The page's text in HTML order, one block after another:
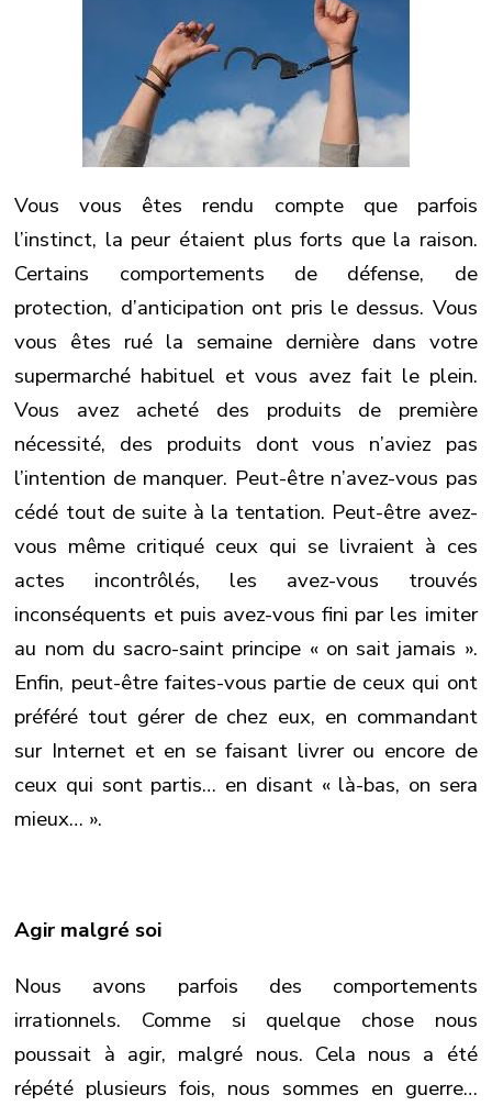
Vous vous êtes rendu compte que parfois
l’instinct, la peur étaient plus forts que la raison.
Certains comportements de défense, de
protection, d’anticipation ont pris le dessus. Vous
vous êtes rué la semaine dernière dans votre
supermarché habituel et vous avez fait le plein.
Vous avez acheté des produits de première
nécessité, des produits dont vous n’aviez pas
l’intention de manquer. Peut-être n’avez-vous pas
cédé tout de suite à la tentation. Peut-être avez-
vous même critiqué ceux qui se livraient à ces
actes incontrôlés, les avez-vous trouvés
inconséquents et puis avez-vous fini par les imiter
au nom du sacro-saint principe « on sait jamais ».
Enfin, peut-être faites-vous partie de ceux qui ont
préféré tout gérer de chez eux, en commandant
sur Internet et en se faisant livrer ou encore de
ceux qui sont partis… en disant « là-bas, on sera
mieux… ».
Agir malgré soi
Nous avons parfois des comportements
irrationnels. Comme si quelque chose nous
poussait à agir, malgré nous. Cela nous a été
répété plusieurs fois, nous sommes en guerre…